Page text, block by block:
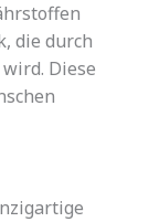
die durch
Diese